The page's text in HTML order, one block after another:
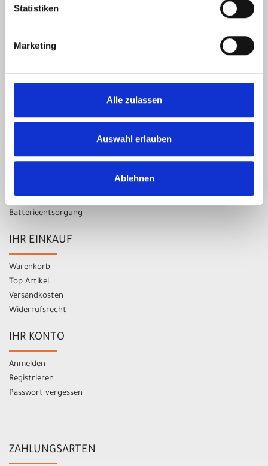
Statistiken
Marketing
Alle zulassen
Auswahl erlauben
Ablehnen
Samstag nur nach Vereinbarung!
Kontakt
AGB
Batterieentsorgung
IHR EINKAUF
Warenkorb
Top Artikel
Versandkosten
Widerrufsrecht
IHR KONTO
Anmelden
Registrieren
Passwort vergessen
ZAHLUNGSARTEN